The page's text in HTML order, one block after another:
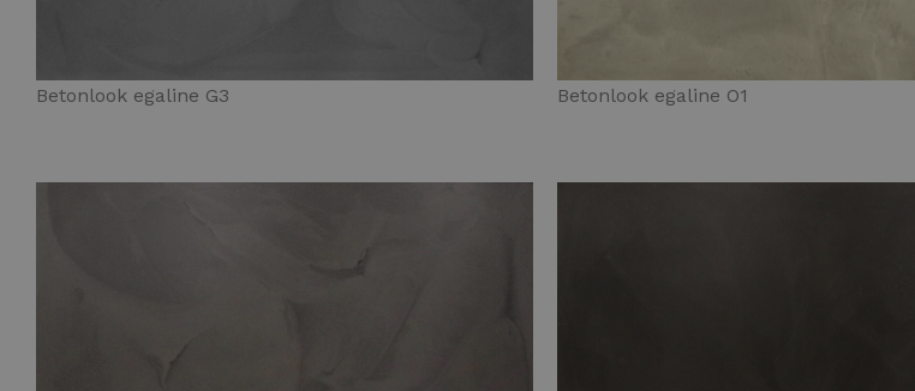
Betonlook egaline G3 Betonlook egaline O1